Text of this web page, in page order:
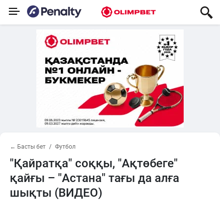
← Басты бет Футбол
"Қайратқа" соққы, "Ақтөбеге"
қайғы – "Астана" тағы да алға
шықты (ВИДЕО)